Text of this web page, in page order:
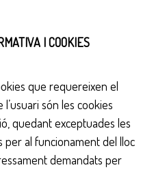
I COOKIES
que requereixen el
són les cookies
quedant exceptuades les
per al funcionament del lloc
demandats per